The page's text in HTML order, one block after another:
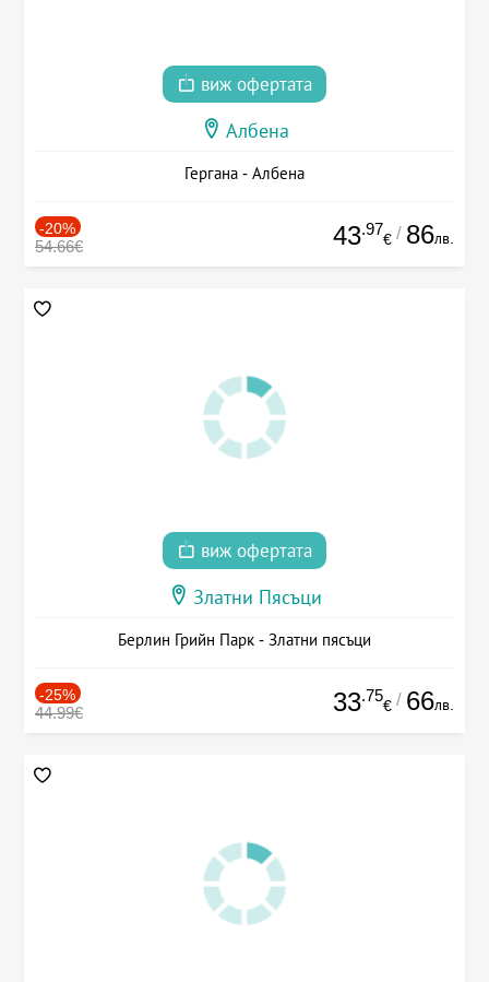
виж офертата
Албена
Гергана - Албена
-20%
54.66€ 43.97
€ / 86лв.
виж офертата
Златни Пясъци
Берлин Грийн Парк - Златни пясъци
-25%
44.99€ 33.75
€ / 66лв.